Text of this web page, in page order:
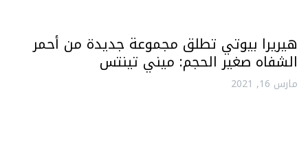
هيريرا بيوتي تطلق مجموعة جديدة من أحمر
الشفاه صغير الحجم: ميني تينتس
مارس 16, 2021